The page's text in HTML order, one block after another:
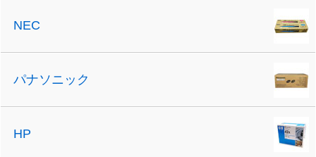
NEC
パナソニック
HP